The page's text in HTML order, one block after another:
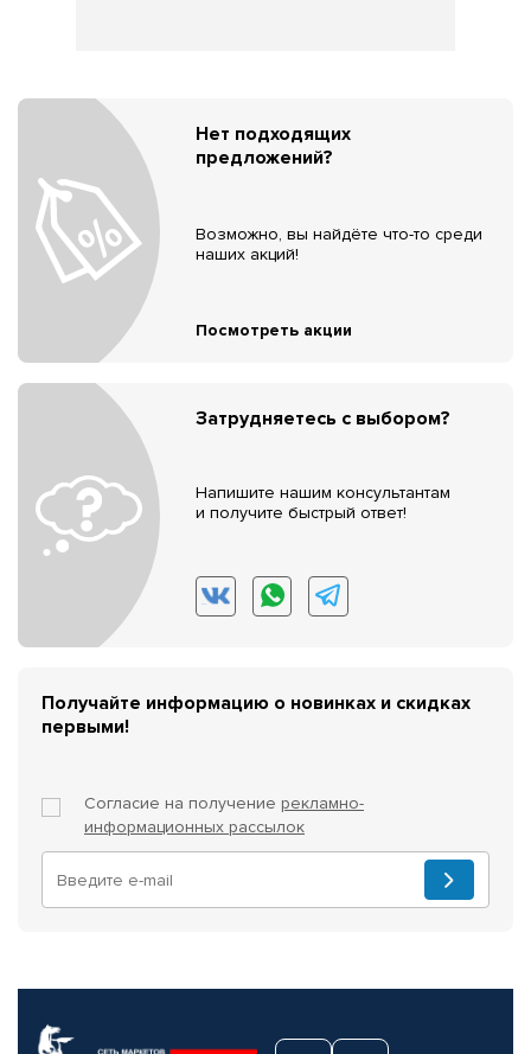
Нет подходящих
предложений?
Возможно, вы найдёте что-то среди
наших акций!
Посмотреть акции
Затрудняетесь с выбором?
Напишите нашим консультантам
и получите быстрый ответ!
Получайте информацию о новинках и скидках
первыми!
Согласие на получение рекламно-
информационных рассылок